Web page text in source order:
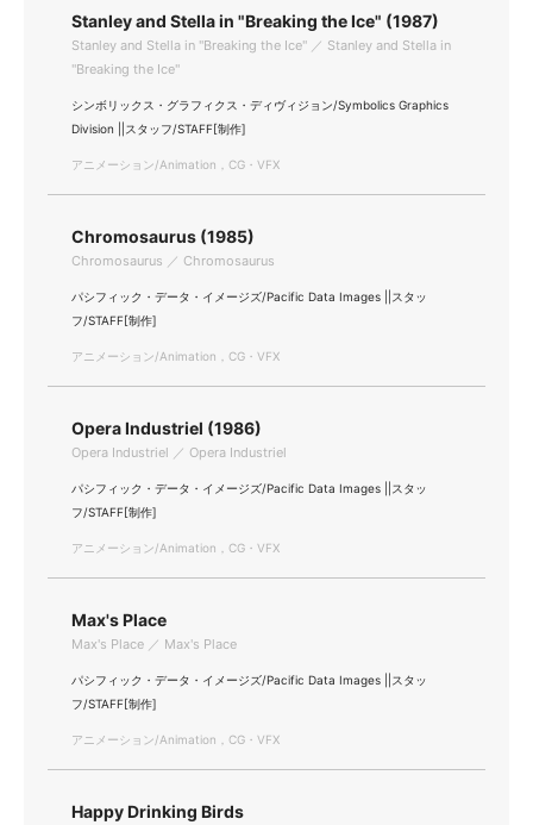
Stanley and Stella in "Breaking the Ice" (1987)
Stanley and Stella in "Breaking the Ice" ／ Stanley and Stella in
"Breaking the Ice"
シンボリックス・グラフィクス・ディヴィジョン/Symbolics Graphics
Division ||スタッフ/STAFF[制作]
アニメーション/Animation，CG・VFX
Chromosaurus (1985)
Chromosaurus ／ Chromosaurus
パシフィック・データ・イメージズ/Pacific Data Images ||スタッ
フ/STAFF[制作]
アニメーション/Animation，CG・VFX
Opera Industriel (1986)
Opera Industriel ／ Opera Industriel
パシフィック・データ・イメージズ/Pacific Data Images ||スタッ
フ/STAFF[制作]
アニメーション/Animation，CG・VFX
Max's Place
Max's Place ／ Max's Place
パシフィック・データ・イメージズ/Pacific Data Images ||スタッ
フ/STAFF[制作]
アニメーション/Animation，CG・VFX
Happy Drinking Birds